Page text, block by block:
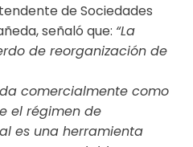
de Sociedades
señaló que: “La
de reorganización de
comercialmente como
el régimen de
es una herramienta